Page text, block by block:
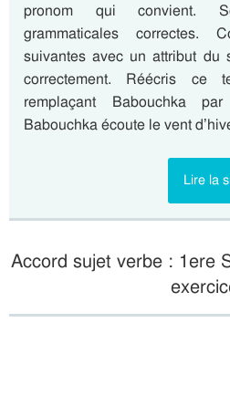
pronom qui convient.
grammaticales correctes.
suivantes avec un attribut du
correctement. Réécris ce
remplaçant Babouchka
Babouchka écoute le vent
Lire la
Accord sujet verbe : 1ere